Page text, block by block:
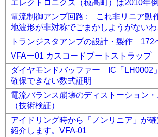
エレクトロニクス（穂高町）は2010年
電流制御アンプ回路 : これ非リニア動
地波形が非対称でごまかしようがないわ
トランジスタアンプの設計・製作 172
VFAー01 カスコードブートストラップ
ダイヤモンドバッファー IC「LH0002
確保できない数式証明
電流バランス崩壊のディストーション
（技術検証）
アイドリング時から「ノンリニア」が
紹介します。VFA-01